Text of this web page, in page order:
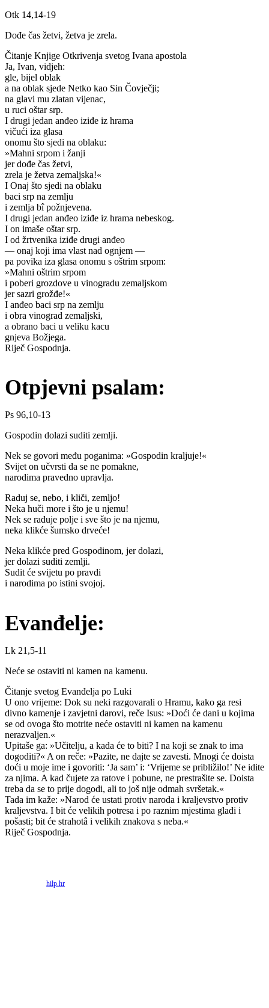
Otk 14,14-19
Dođe čas žetvi, žetva je zrela.
Čitanje Knjige Otkrivenja svetog Ivana apostola
Ja, Ivan, vidjeh:
gle, bijel oblak
a na oblak sjede Netko kao Sin Čovječji;
na glavi mu zlatan vijenac,
u ruci oštar srp.
I drugi jedan anđeo iziđe iz hrama
vičući iza glasa
onomu što sjedi na oblaku:
»Mahni srpom i žanji
jer dođe čas žetvi,
zrela je žetva zemaljska!«
I Onaj što sjedi na oblaku
baci srp na zemlju
i zemlja bî požnjevena.
I drugi jedan anđeo iziđe iz hrama nebeskog.
I on imaše oštar srp.
I od žrtvenika iziđe drugi anđeo
— onaj koji ima vlast nad ognjem —
pa povika iza glasa onomu s oštrim srpom:
»Mahni oštrim srpom
i poberi grozdove u vinogradu zemaljskom
jer sazri grožđe!«
I anđeo baci srp na zemlju
i obra vinograd zemaljski,
a obrano baci u veliku kacu
gnjeva Božjega.
Riječ Gospodnja.
Otpjevni psalam:
Ps 96,10-13
Gospodin dolazi suditi zemlji.
Nek se govori među poganima: »Gospodin kraljuje!«
Svijet on učvrsti da se ne pomakne,
narodima pravedno upravlja.
Raduj se, nebo, i kliči, zemljo!
Neka huči more i što je u njemu!
Nek se raduje polje i sve što je na njemu,
neka klikće šumsko drveće!
Neka klikće pred Gospodinom, jer dolazi,
jer dolazi suditi zemlji.
Sudit će svijetu po pravdi
i narodima po istini svojoj.
Evanđelje:
Lk 21,5-11
Neće se ostaviti ni kamen na kamenu.
Čitanje svetog Evanđelja po Luki
U ono vrijeme: Dok su neki razgovarali o Hramu, kako ga resi
divno kamenje i zavjetni darovi, reče Isus: »Doći će dani u kojima
se od ovoga što motrite neće ostaviti ni kamen na kamenu
nerazvaljen.«
Upitaše ga: »Učitelju, a kada će to biti? I na koji se znak to ima
dogoditi?« A on reče: »Pazite, ne dajte se zavesti. Mnogi će doista
doći u moje ime i govoriti: ‘Ja sam’ i: ‘Vrijeme se približilo!’ Ne idite
za njima. A kad čujete za ratove i pobune, ne prestrašite se. Doista
treba da se to prije dogodi, ali to još nije odmah svršetak.«
Tada im kaže: »Narod će ustati protiv naroda i kraljevstvo protiv
kraljevstva. I bit će velikih potresa i po raznim mjestima gladi i
pošasti; bit će strahotâ i velikih znakova s neba.«
Riječ Gospodnja.
Izvor:hilp.hr